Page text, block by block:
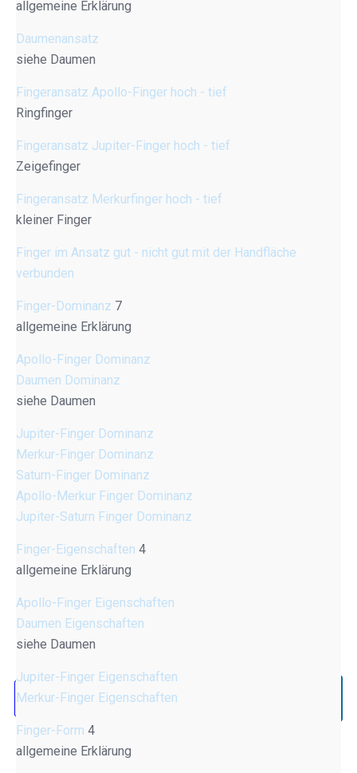
allgemeine Erklärung
Daumenansatz
siehe Daumen
Fingeransatz Apollo-Finger hoch - tief
Ringfinger
Fingeransatz Jupiter-Finger hoch - tief
Zeigefinger
Fingeransatz Merkurfinger hoch - tief
kleiner Finger
Finger im Ansatz gut - nicht gut mit der Handfläche
verbunden
Finger-Dominanz 7
allgemeine Erklärung
Apollo-Finger Dominanz
Daumen Dominanz
siehe Daumen
Jupiter-Finger Dominanz
Merkur-Finger Dominanz
Saturn-Finger Dominanz
Apollo-Merkur Finger Dominanz
Jupiter-Saturn Finger Dominanz
Finger-Eigenschaften 4
allgemeine Erklärung
Apollo-Finger Eigenschaften
Daumen Eigenschaften
siehe Daumen
Jupiter-Finger Eigenschaften
Merkur-Finger Eigenschaften
Finger-Form 4
allgemeine Erklärung